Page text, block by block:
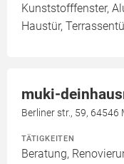
Kunststofffenster,
Haustür,
muki-
Berliner str., 59,
TÄTIGKEITEN
Beratung,